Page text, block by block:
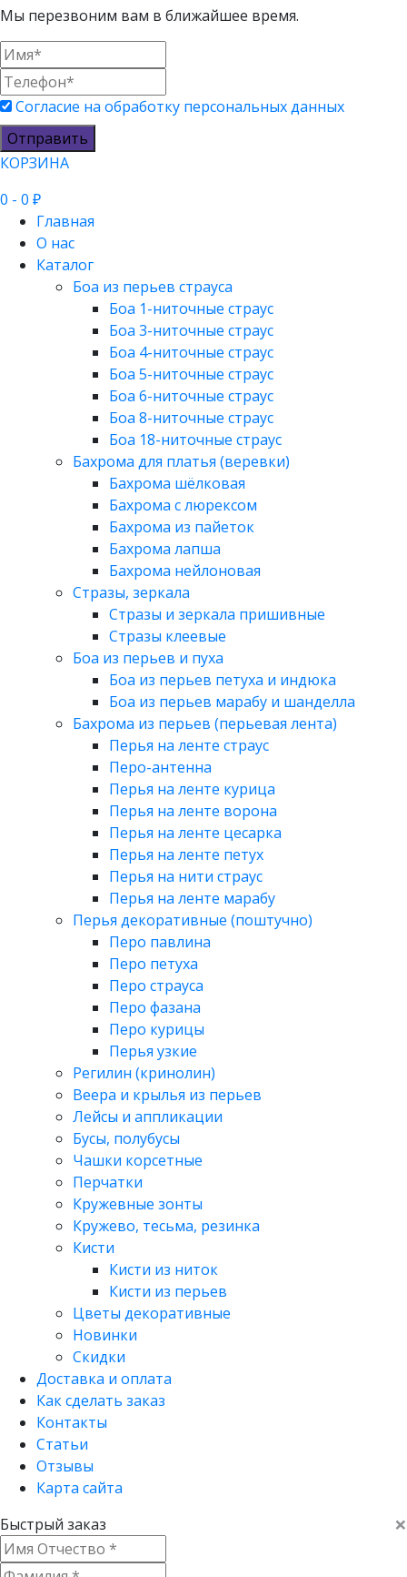
Мы перезвоним вам в ближайшее время.
Согласие на обработку персональных данных
Отправить
КОРЗИНА
0 - 0 ₽
Главная
О нас
Каталог
Боа из перьев страуса
Боа 1-ниточные страус
Боа 3-ниточные страус
Боа 4-ниточные страус
Боа 5-ниточные страус
Боа 6-ниточные страус
Боа 8-ниточные страус
Боа 18-ниточные страус
Бахрома для платья (веревки)
Бахрома шёлковая
Бахрома с люрексом
Бахрома из пайеток
Бахрома лапша
Бахрома нейлоновая
Стразы, зеркала
Стразы и зеркала пришивные
Стразы клеевые
Боа из перьев и пуха
Боа из перьев петуха и индюка
Боа из перьев марабу и шанделла
Бахрома из перьев (перьевая лента)
Перья на ленте страус
Перо-антенна
Перья на ленте курица
Перья на ленте ворона
Перья на ленте цесарка
Перья на ленте петух
Перья на нити страус
Перья на ленте марабу
Перья декоративные (поштучно)
Перо павлина
Перо петуха
Перо страуса
Перо фазана
Перо курицы
Перья узкие
Регилин (кринолин)
Веера и крылья из перьев
Лейсы и аппликации
Бусы, полубусы
Чашки корсетные
Перчатки
Кружевные зонты
Кружево, тесьма, резинка
Кисти
Кисти из ниток
Кисти из перьев
Цветы декоративные
Новинки
Скидки
Доставка и оплата
Как сделать заказ
Контакты
Статьи
Отзывы
Карта сайта
×
Быстрый заказ